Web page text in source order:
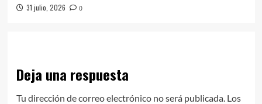
31 julio, 2026 0
Deja una respuesta
Tu dirección de correo electrónico no será publicada. Los